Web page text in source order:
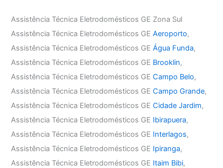
Assistência Técnica Eletrodomésticos GE Zona Sul
Assistência Técnica Eletrodomésticos GEAeroporto,
Assistência Técnica Eletrodomésticos GEÁgua Funda,
Assistência Técnica Eletrodomésticos GE Brooklin,
Assistência Técnica Eletrodomésticos GECampo Belo,
Assistência Técnica Eletrodomésticos GECampo Grande,
Assistência Técnica Eletrodomésticos GECidade Jardim,
Assistência Técnica Eletrodomésticos GE Ibirapuera,
Assistência Técnica Eletrodomésticos GE Interlagos,
Assistência Técnica Eletrodomésticos GE Ipiranga,
Assistência Técnica Eletrodomésticos GE Itaim Bibi,